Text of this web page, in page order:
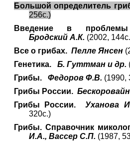
Большой определитель
256с.)
Введение в проблемы
Бродский А.К. (2002,
Все о грибах. Пелле Янсен
Генетика. Б. Гуттман и др.
Грибы. Федоров Ф.В. (1990,
Грибы России.
Грибы России.
Уханова
320с.)
Грибы. Справочник
И.А., Вассер С.П. (1987,